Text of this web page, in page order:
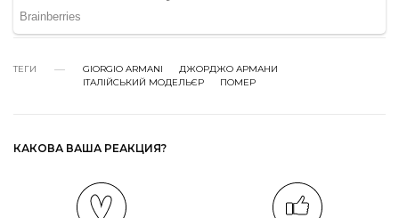
ТЕГИ GIORGIO ARMANI
ДЖОРДЖО АРМАНИ
ІТАЛІЙСЬКИЙ МОДЕЛЬЄР
ПОМЕР
КАКОВА ВАША РЕАКЦИЯ?